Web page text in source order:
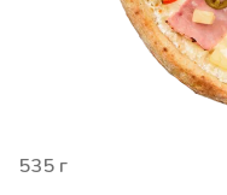
535 г